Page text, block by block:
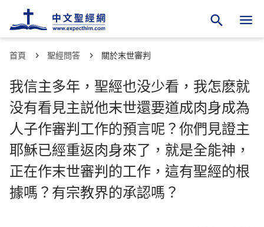
首頁 聖經問答 關於末世審判
我信主多年，聖經也没少看，我怎麽就
没有看見主説他末世還要道成肉身成為
人子作審判工作的預言呢？你們見證主
耶穌已經重返肉身來了，就是全能神，
正在作末世審判的工作，這有聖經的根
據嗎？有宗教界的承認嗎？